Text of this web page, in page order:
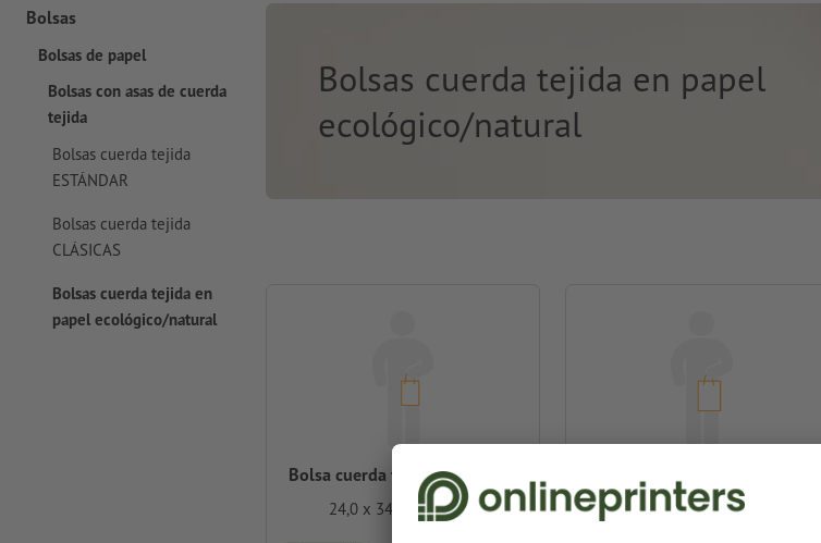
Bolsas
Bolsas de papel
Bolsas con asas de cuerda
tejida
Bolsas cuerda tejida
ESTÁNDAR
Bolsas cuerda tejida
CLÁSICAS
Bolsas cuerda tejida en
papel ecológico/natural
Bolsas cuerda tejida en papel
ecológico/natural
Bolsa cuerda tej.papel natural
24,0 x 34,0 x 10,0 cm 30,0 x 40,0 x 10,0 cm